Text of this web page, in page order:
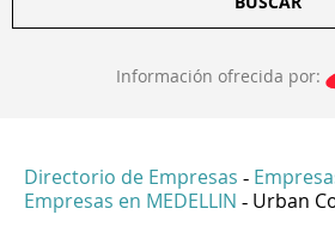
Información ofrecida por:
Directorio de Empresas -
Empresas en MEDELLIN - Urban